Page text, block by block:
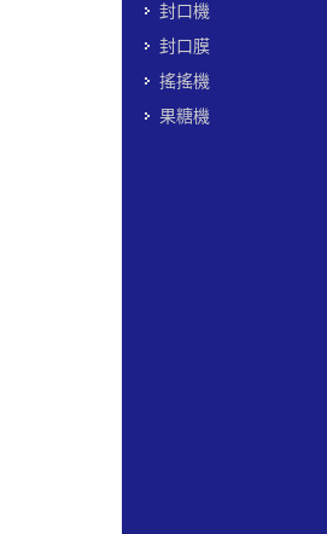
封口機
封口膜
搖搖機
果糖機